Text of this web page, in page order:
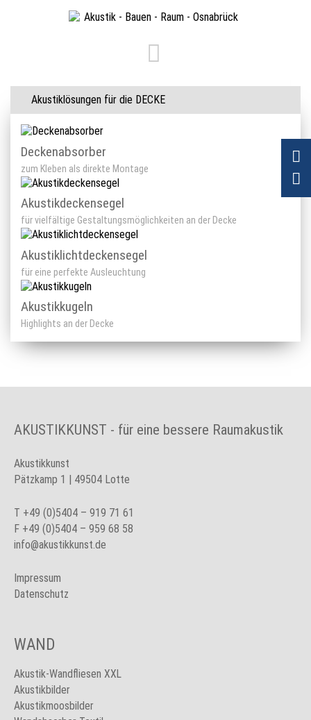
Akustiklösungen für die DECKE
Deckenabsorber
zum Kleben als direkte Montage
Akustikdeckensegel
für vielfältige Gestaltungsmöglichkeiten an der Decke
Akustiklichtdeckensegel
für eine perfekte Ausleuchtung
Akustikkugeln
Highlights an der Decke
AKUSTIKKUNST - für eine bessere Raumakustik
Akustikkunst
Pätzkamp 1 | 49504 Lotte
T +49 (0)5404 – 919 71 61
F +49 (0)5404 – 959 68 58
info@akustikkunst.de
Impressum
Datenschutz
WAND
Akustik-Wandfliesen XXL
Akustikbilder
Akustikmoosbilder